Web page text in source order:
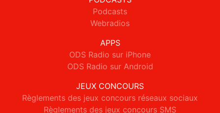
Podcasts
Webradios
APPS
ODS Radio sur iPhone
ODS Radio sur Android
JEUX CONCOURS
Règlements des jeux concours réseaux sociaux
Règlements des jeux concours SMS